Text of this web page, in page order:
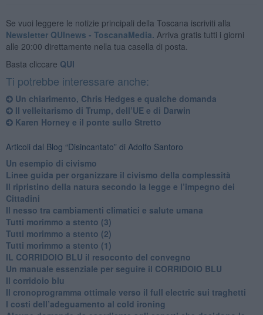
Se vuoi leggere le notizie principali della Toscana iscriviti alla
Newsletter QUInews - ToscanaMedia. Arriva gratis tutti i giorni
alle 20:00 direttamente nella tua casella di posta.
Basta cliccare QUI
Ti potrebbe interessare anche:
​Un chiarimento, Chris Hedges e qualche domanda
Il velleitarismo di Trump, dell’UE e di Darwin
​Karen Horney e il ponte sullo Stretto
Articoli dal Blog “Disincantato” di Adolfo Santoro
​Un esempio di civismo
​Linee guida per organizzare il civismo della complessità
​Il ripristino della natura secondo la legge e l’impegno dei
Cittadini
Il nesso tra cambiamenti climatici e salute umana
Tutti morimmo a stento (3)
Tutti morimmo a stento (2)
​Tutti morimmo a stento (1)
IL CORRIDOIO BLU il resoconto del convegno
Un manuale essenziale per seguire il CORRIDOIO BLU
Il corridoio blu
​Il cronoprogramma ottimale verso il full electric sui traghetti
​I costi dell’adeguamento al cold ironing